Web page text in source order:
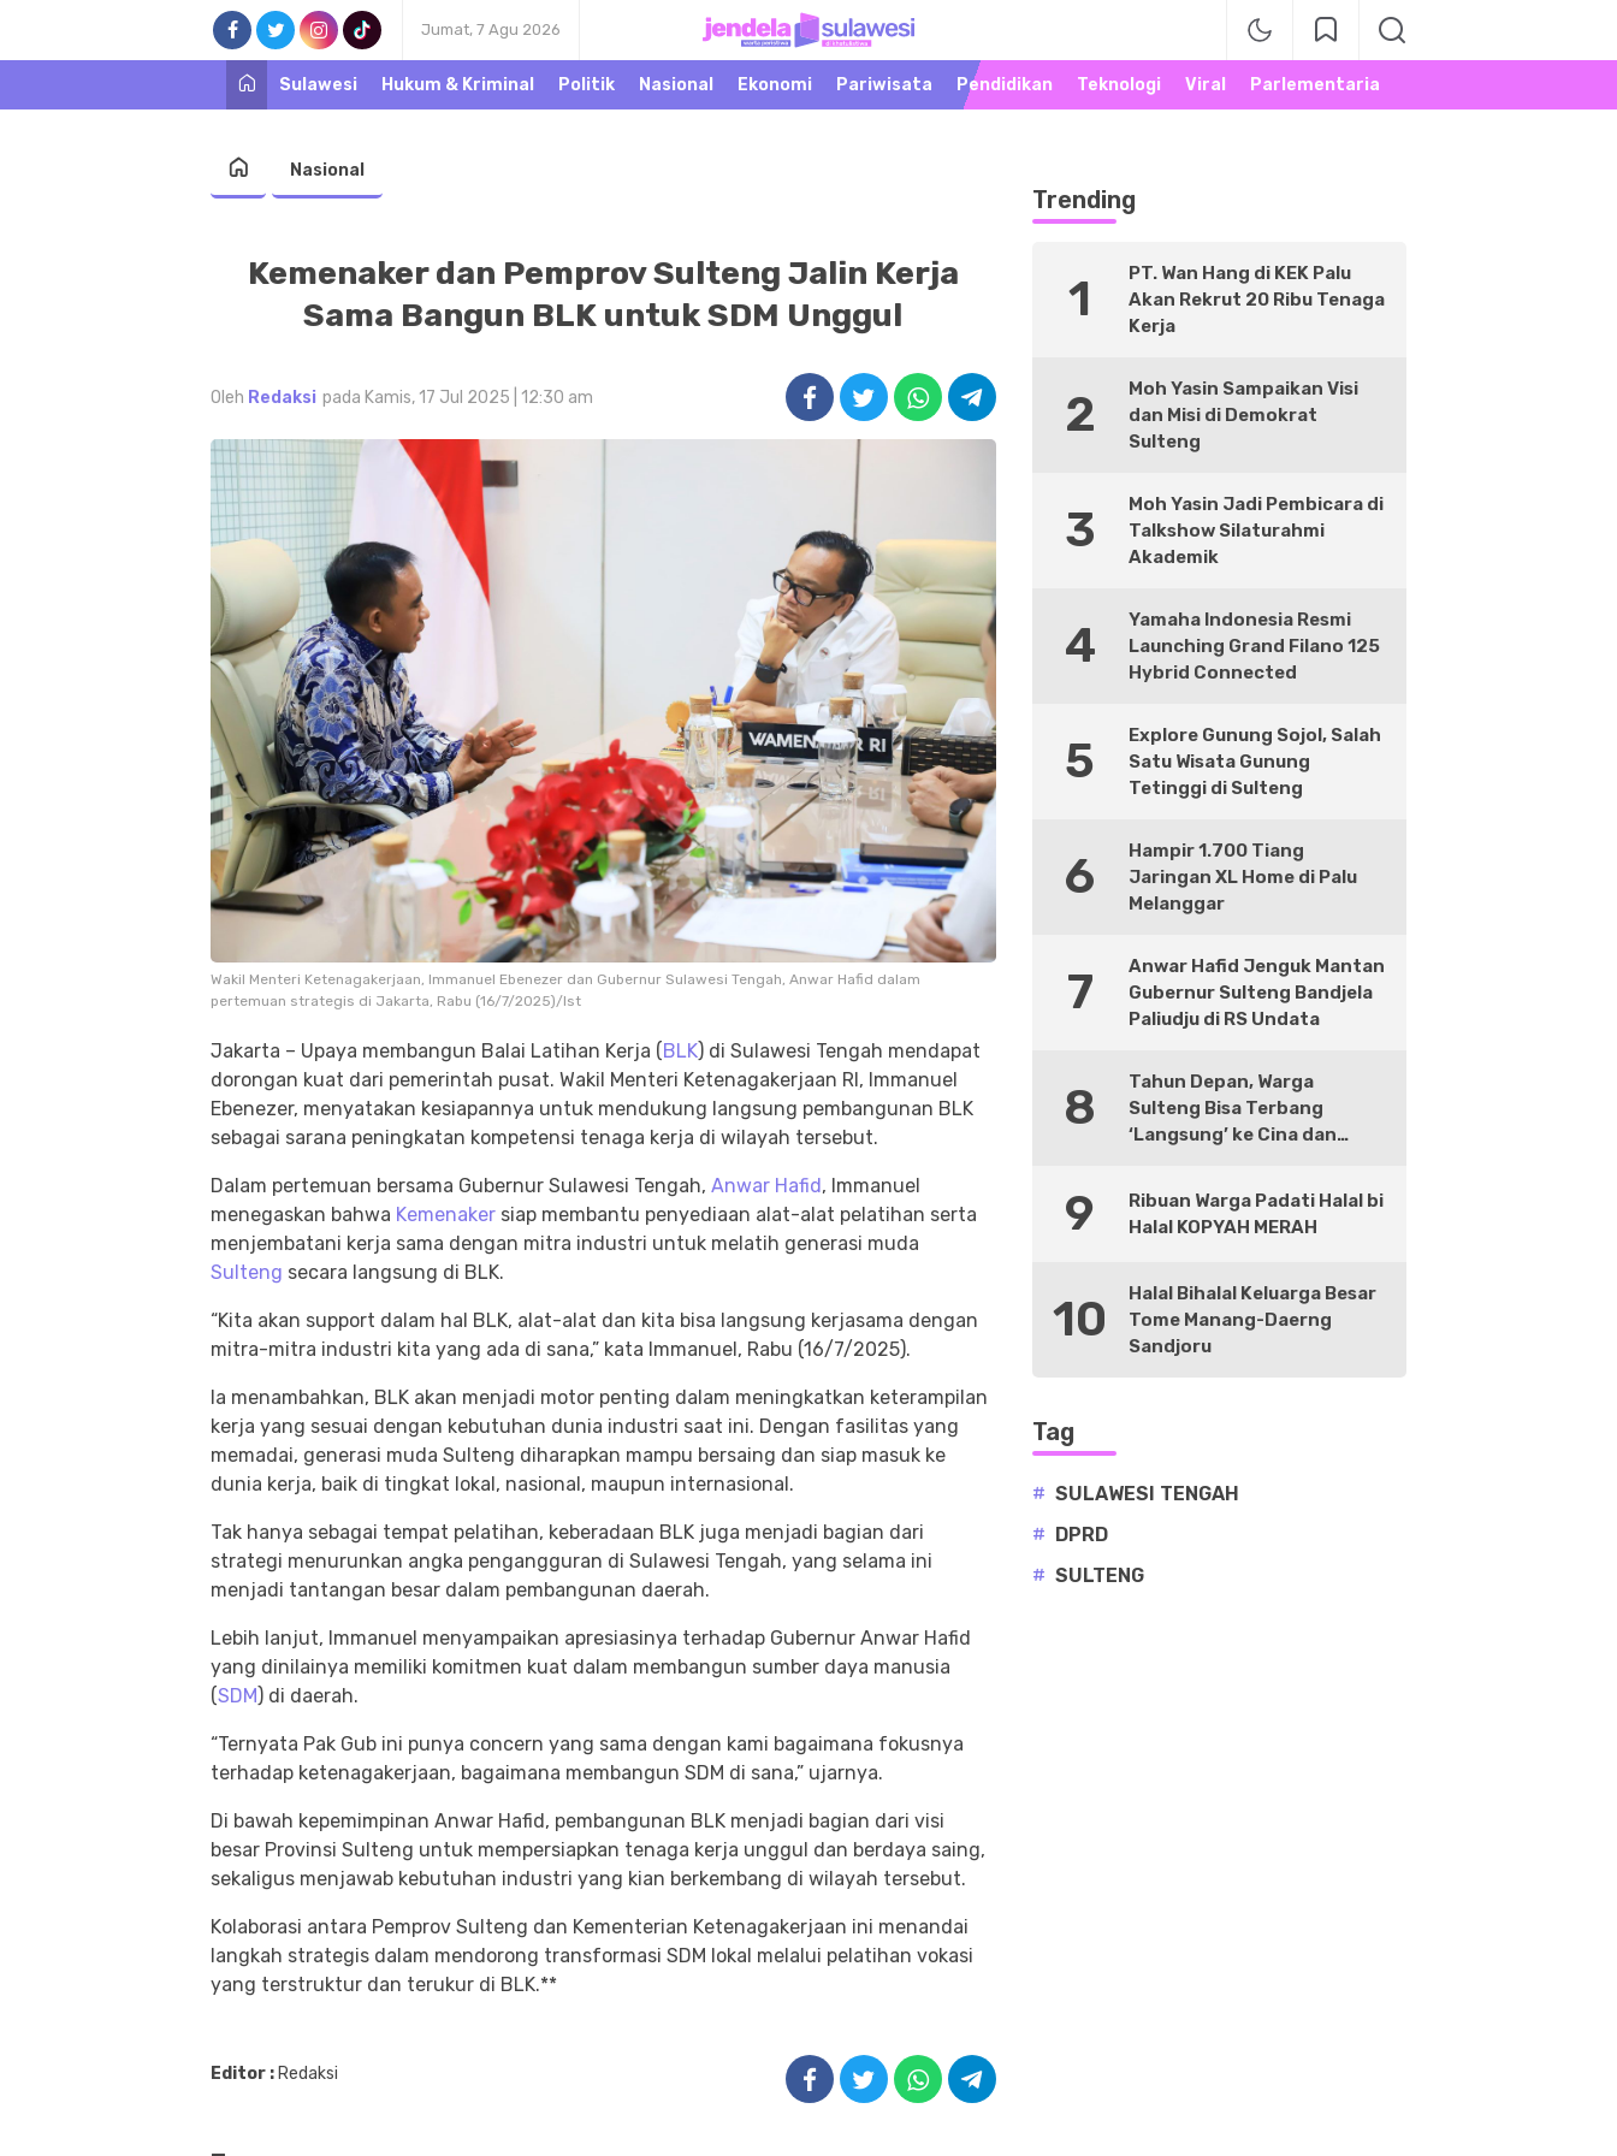
Jumat, 7 Agu 2026
Jendela Sulawesi
Warta Peristiwa di
Khatulistiwa
Sulawesi
Hukum & Kriminal Politik Nasional Ekonomi Pariwisata Pendidikan Teknologi Viral Parlementaria
Nasional
Kemenaker dan Pemprov Sulteng Jalin Kerja
Sama Bangun BLK untuk SDM Unggul
Oleh Redaksi pada Kamis, 17 Jul 2025 | 12:30 am
Wakil Menteri Ketenagakerjaan, Immanuel Ebenezer dan Gubernur Sulawesi Tengah, Anwar Hafid dalam
pertemuan strategis di Jakarta, Rabu (16/7/2025)/Ist
Jakarta – Upaya membangun Balai Latihan Kerja (BLK) di Sulawesi Tengah mendapat
dorongan kuat dari pemerintah pusat. Wakil Menteri Ketenagakerjaan RI, Immanuel
Ebenezer, menyatakan kesiapannya untuk mendukung langsung pembangunan BLK
sebagai sarana peningkatan kompetensi tenaga kerja di wilayah tersebut.
Dalam pertemuan bersama Gubernur Sulawesi Tengah, Anwar Hafid, Immanuel
menegaskan bahwa Kemenaker siap membantu penyediaan alat-alat pelatihan serta
menjembatani kerja sama dengan mitra industri untuk melatih generasi muda
Sulteng secara langsung di BLK.
“Kita akan support dalam hal BLK, alat-alat dan kita bisa langsung kerjasama dengan
mitra-mitra industri kita yang ada di sana,” kata Immanuel, Rabu (16/7/2025).
Ia menambahkan, BLK akan menjadi motor penting dalam meningkatkan keterampilan
kerja yang sesuai dengan kebutuhan dunia industri saat ini. Dengan fasilitas yang
memadai, generasi muda Sulteng diharapkan mampu bersaing dan siap masuk ke
dunia kerja, baik di tingkat lokal, nasional, maupun internasional.
Tak hanya sebagai tempat pelatihan, keberadaan BLK juga menjadi bagian dari
strategi menurunkan angka pengangguran di Sulawesi Tengah, yang selama ini
menjadi tantangan besar dalam pembangunan daerah.
Lebih lanjut, Immanuel menyampaikan apresiasinya terhadap Gubernur Anwar Hafid
yang dinilainya memiliki komitmen kuat dalam membangun sumber daya manusia
(SDM) di daerah.
“Ternyata Pak Gub ini punya concern yang sama dengan kami bagaimana fokusnya
terhadap ketenagakerjaan, bagaimana membangun SDM di sana,” ujarnya.
Di bawah kepemimpinan Anwar Hafid, pembangunan BLK menjadi bagian dari visi
besar Provinsi Sulteng untuk mempersiapkan tenaga kerja unggul dan berdaya saing,
sekaligus menjawab kebutuhan industri yang kian berkembang di wilayah tersebut.
Kolaborasi antara Pemprov Sulteng dan Kementerian Ketenagakerjaan ini menandai
langkah strategis dalam mendorong transformasi SDM lokal melalui pelatihan vokasi
yang terstruktur dan terukur di BLK.**
Editor : Redaksi
Trending
1
PT. Wan Hang di KEK Palu
Akan Rekrut 20 Ribu Tenaga
Kerja
2
Moh Yasin Sampaikan Visi
dan Misi di Demokrat
Sulteng
3
Moh Yasin Jadi Pembicara di
Talkshow Silaturahmi
Akademik
4
Yamaha Indonesia Resmi
Launching Grand Filano 125
Hybrid Connected
5
Explore Gunung Sojol, Salah
Satu Wisata Gunung
Tetinggi di Sulteng
6
Hampir 1.700 Tiang
Jaringan XL Home di Palu
Melanggar
7
Anwar Hafid Jenguk Mantan
Gubernur Sulteng Bandjela
Paliudju di RS Undata
8
Tahun Depan, Warga
Sulteng Bisa Terbang
‘Langsung’ ke Cina dan
9
Ribuan Warga Padati Halal bi
Halal KOPYAH MERAH
10
Halal Bihalal Keluarga Besar
Tome Manang-Daerng
Sandjoru
Tag
# SULAWESI TENGAH
# DPRD
# SULTENG